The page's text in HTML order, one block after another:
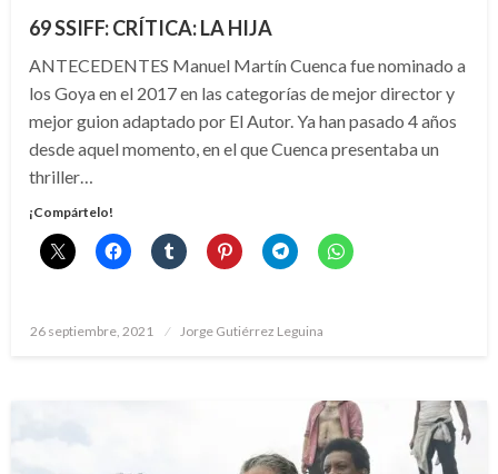
69 SSIFF: CRÍTICA: LA HIJA
ANTECEDENTES Manuel Martín Cuenca fue nominado a
los Goya en el 2017 en las categorías de mejor director y
mejor guion adaptado por El Autor. Ya han pasado 4 años
desde aquel momento, en el que Cuenca presentaba un
thriller…
¡Compártelo!
Publicado
26 septiembre, 2021 Jorge Gutiérrez Leguina